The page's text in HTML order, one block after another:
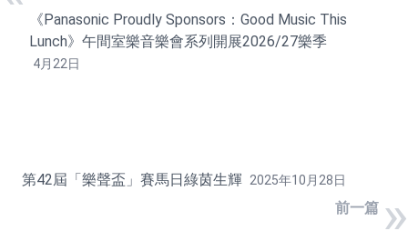
《Panasonic Proudly Sponsors：Good Music This
Lunch》午間室樂音樂會系列開展2026/27樂季
4月22日
前一篇 »
第42屆「樂聲盃」賽馬日綠茵生輝 2025年10月28日